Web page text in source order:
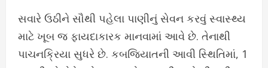
સવારે ઉઠીને સૌથી પહેલા પાણીનું સેવન કરવું સ્વાસ્થ્ય
માટે ખૂબ જ ફાયદાકારક માનવામાં આવે છે. તેનાથી
પાચનક્રિયા સુધરે છે. કબજિયાતની આવી સ્થિતિમાં, 1